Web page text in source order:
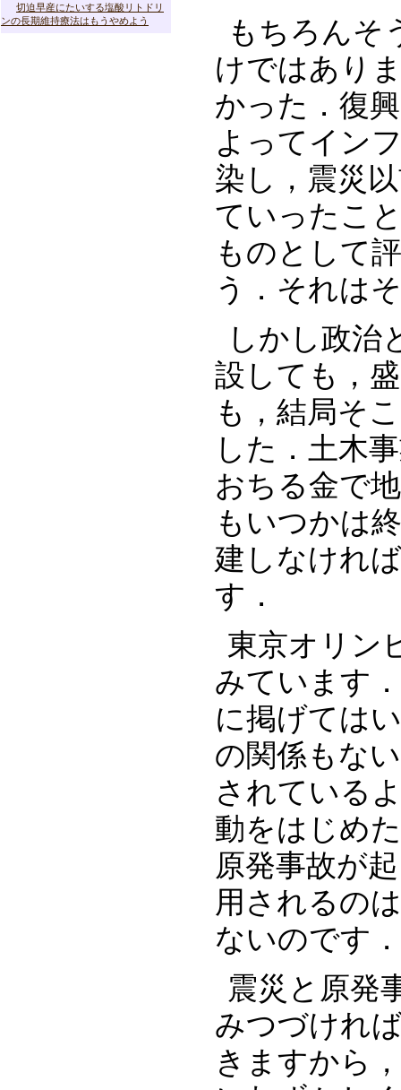
もちろんそ
けではあり
かった．復
よってイン
染し，震災
ていったこ
ものとして
う．それは
しかし政治
設しても，
も，結局そ
した．土木
おちる金で
もいつかは
建しなけれ
す．‬
東京オリン
みています
に掲げては
の関係もな
されている
動をはじめ
原発事故が
用されるの
ないのです．
震災と原発
みつづけれ
きますから
切迫早産にたいする塩酸リトドリ
ンの長期維持療法はもうやめよう